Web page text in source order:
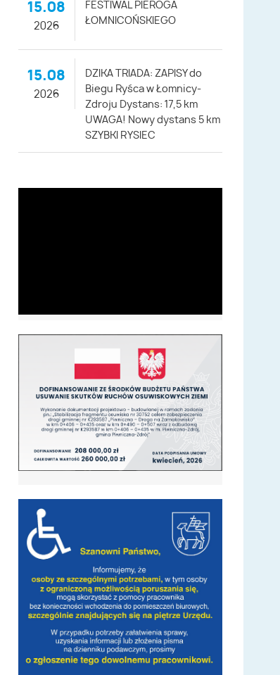
15.08
2026
FESTIWAL PIEROGA
ŁOMNICOŃSKIEGO
15.08
2026
DZIKA TRIADA: ZAPISY do
Biegu Ryśca w Łomnicy-
Zdroju Dystans: 17,5 km
UWAGA! Nowy dystans 5 km
SZYBKI RYSIEC